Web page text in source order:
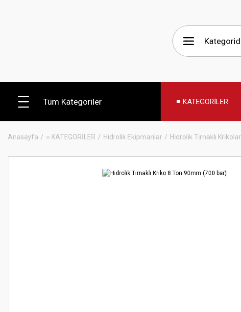
Tüm Kategoriler ≡ KATEGORİLER
Anasayfa ≡ KATEGORİLER Hidrolik Ekipmanlar Hidrolik Tırnaklı Krikolar